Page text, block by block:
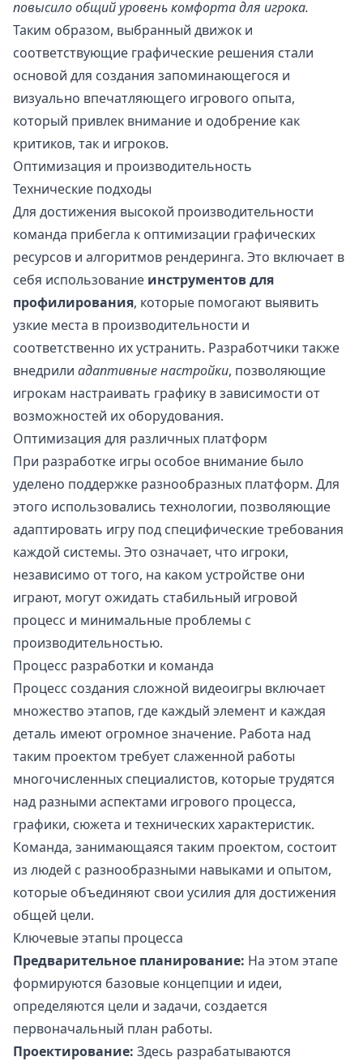
повысило общий уровень комфорта для игрока.
Таким образом, выбранный движок и
соответствующие графические решения стали
основой для создания запоминающегося и
визуально впечатляющего игрового опыта,
который привлек внимание и одобрение как
критиков, так и игроков.
Оптимизация и производительность
Технические подходы
Для достижения высокой производительности
команда прибегла к оптимизации графических
ресурсов и алгоритмов рендеринга. Это включает в
себя использование инструментов для
профилирования, которые помогают выявить
узкие места в производительности и
соответственно их устранить. Разработчики также
внедрили адаптивные настройки, позволяющие
игрокам настраивать графику в зависимости от
возможностей их оборудования.
Оптимизация для различных платформ
При разработке игры особое внимание было
уделено поддержке разнообразных платформ. Для
этого использовались технологии, позволяющие
адаптировать игру под специфические требования
каждой системы. Это означает, что игроки,
независимо от того, на каком устройстве они
играют, могут ожидать стабильный игровой
процесс и минимальные проблемы с
производительностью.
Процесс разработки и команда
Процесс создания сложной видеоигры включает
множество этапов, где каждый элемент и каждая
деталь имеют огромное значение. Работа над
таким проектом требует слаженной работы
многочисленных специалистов, которые трудятся
над разными аспектами игрового процесса,
графики, сюжета и технических характеристик.
Команда, занимающаяся таким проектом, состоит
из людей с разнообразными навыками и опытом,
которые объединяют свои усилия для достижения
общей цели.
Ключевые этапы процесса
Предварительное планирование: На этом этапе
формируются базовые концепции и идеи,
определяются цели и задачи, создается
первоначальный план работы.
Проектирование: Здесь разрабатываются